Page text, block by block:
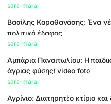
sara-mara
Βασίλης Καραθανάσης: Ένα
πολιτικό έδαφος
sara-mara
Αμπάρια Παναιτωλίου: Η
άγριας φύσης! video foto
sara-mara
Αγρίνιο: Διατηρητέο κτίριο